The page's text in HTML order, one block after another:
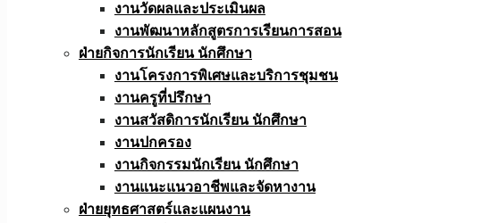
งานวัดผลและประเมินผล
งานพัฒนาหลักสูตรการเรียนการสอน
ฝ่ายกิจการนักเรียน นักศึกษา
งานโครงการพิเศษและบริการชุมชน
งานครูที่ปรึกษา
งานสวัสดิการนักเรียน นักศึกษา
งานปกครอง
งานกิจกรรมนักเรียน นักศึกษา
งานแนะแนวอาชีพและจัดหางาน
ฝ่ายยุทธศาสตร์และแผนงาน